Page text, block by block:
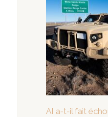
AI a-t-il fait